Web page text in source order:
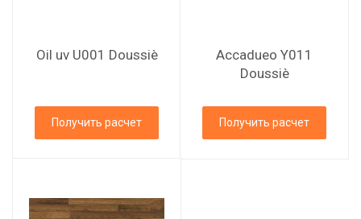
Oil uv U001 Doussiè
Получить расчет
Accadueo Y011
Doussiè
Получить расчет